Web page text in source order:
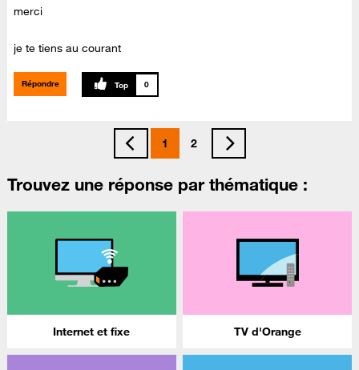
merci
je te tiens au courant
Répondre 0
1 2
Trouvez une réponse par thématique :
Internet et fixe TV d'Orange